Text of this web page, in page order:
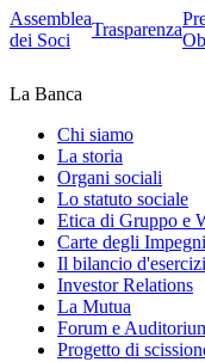
Assemblea
dei Soci
Trasparenza
La Banca
Chi siamo
La storia
Organi sociali
Lo statuto sociale
Etica di Gruppo e
Carte degli Impegni
Il bilancio
Investor Relations
La Mutua
Forum e
Progetto di